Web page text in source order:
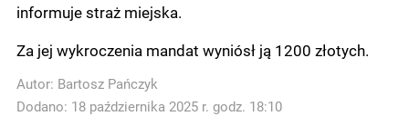
informuje straż miejska.
Za jej wykroczenia mandat wyniósł ją 1200 złotych.
Autor: Bartosz Pańczyk
Dodano: 18 października 2025 r. godz. 18:10